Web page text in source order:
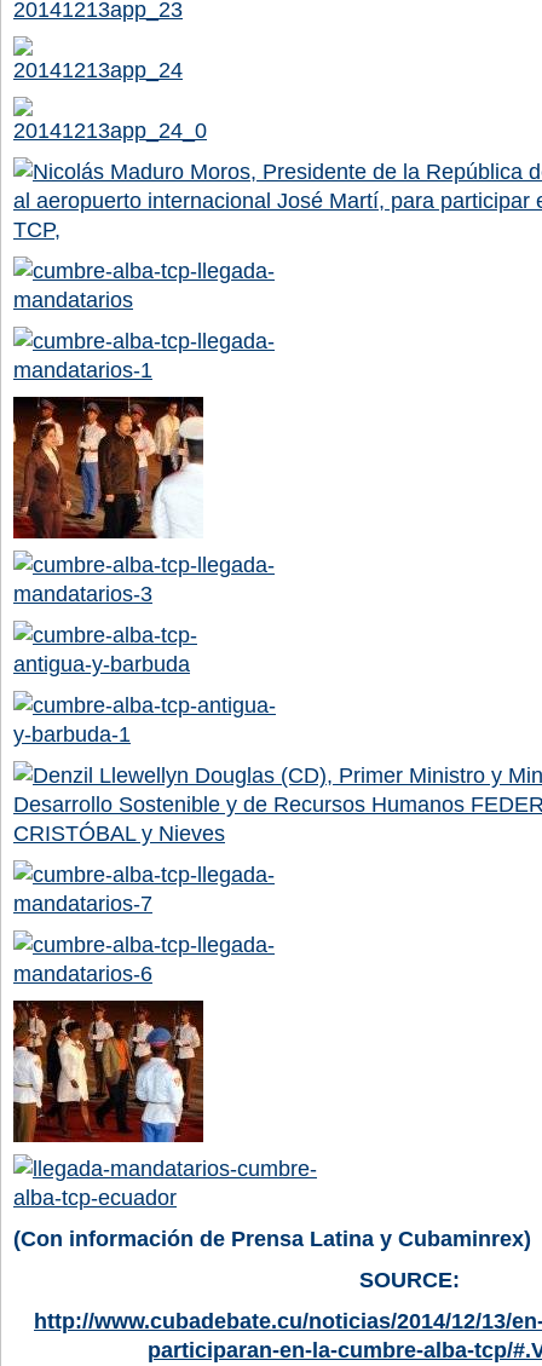
(Con información de Prensa Latina y Cubaminrex)
SOURCE:
http://www.cubadebate.cu/noticias/2014/12/13/
participaran-en-la-cumbre-alba-tcp/